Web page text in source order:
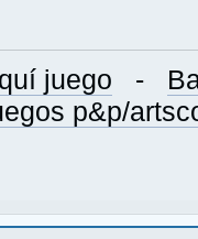
juego -
p&p/